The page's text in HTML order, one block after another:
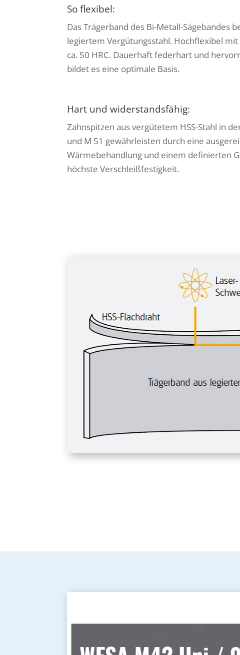
So flexibel:
Das Trägerband des Bi-Metall-Sägebandes
legiertem Vergütungsstahl. Hochflexibel
ca. 50 HRC. Dauerhaft federhart und
bildet es eine optimale Basis.
Hart und widerstandsfähig:
Zahnspitzen aus vergütetem HSS-Stahl in
und M 51 gewährleisten durch eine
Wärmebehandlung und einem definierten
höchste Verschleißfestigkeit.